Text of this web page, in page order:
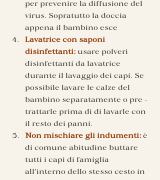
per prevenire la diffusione del
virus. Sopratutto la doccia
appena il bambino esce
Lavatrice con saponi
disinfettanti: usare polveri
disinfettanti da lavatrice
durante il lavaggio dei capi. Se
possibile lavare le calze del
bambino separatamente o pre -
trattarle prima di di lavarle con
il resto dei panni.
Non mischiare gli indumenti: è
di comune abitudine buttare
tutti i capi di famiglia
all'interno dello stesso cesto in